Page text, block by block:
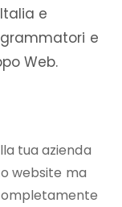
e
e
Web.
tua azienda
website ma